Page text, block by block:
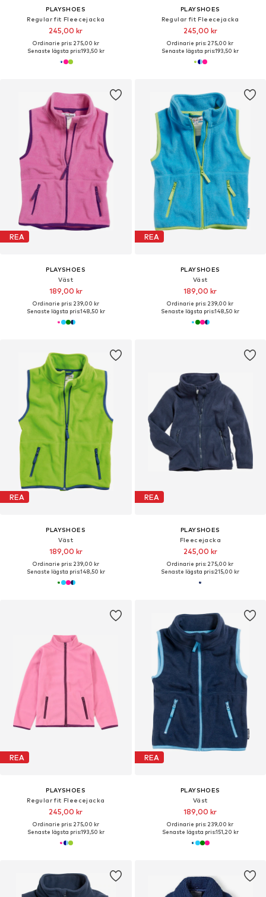
PLAYSHOES
Regular fit Fleecejacka
245,00 kr
Ordinarie pris: 275,00 kr
Senaste lägsta pris:193,50 kr
PLAYSHOES
Regular fit Fleecejacka
245,00 kr
Ordinarie pris: 275,00 kr
Senaste lägsta pris:193,50 kr
REA
PLAYSHOES
Väst
189,00 kr
Ordinarie pris: 239,00 kr
Senaste lägsta pris:148,50 kr
REA
PLAYSHOES
Väst
189,00 kr
Ordinarie pris: 239,00 kr
Senaste lägsta pris:148,50 kr
REA
PLAYSHOES
Väst
189,00 kr
Ordinarie pris: 239,00 kr
Senaste lägsta pris:148,50 kr
REA
PLAYSHOES
Fleecejacka
245,00 kr
Ordinarie pris: 275,00 kr
Senaste lägsta pris:215,00 kr
REA
PLAYSHOES
Regular fit Fleecejacka
245,00 kr
Ordinarie pris: 275,00 kr
Senaste lägsta pris:193,50 kr
REA
PLAYSHOES
Väst
189,00 kr
Ordinarie pris: 239,00 kr
Senaste lägsta pris:151,20 kr